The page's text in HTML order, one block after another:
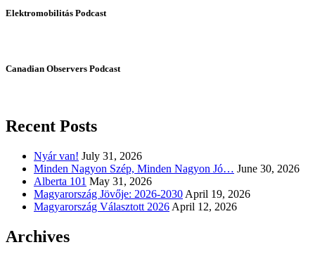
Elektromobilitás Podcast
Canadian Observers Podcast
Recent Posts
Nyár van! July 31, 2026
Minden Nagyon Szép, Minden Nagyon Jó… June 30, 2026
Alberta 101 May 31, 2026
Magyarország Jövője: 2026-2030 April 19, 2026
Magyarország Választott 2026 April 12, 2026
Archives